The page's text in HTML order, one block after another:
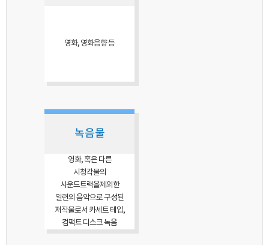
영화, 영화음향 등
녹음물
영화, 혹은 다른
시청각물의
사운드트랙을제외한
일련의 음악으로 구성된
저작물로서 카세트 테입,
컴팩트 디스크 녹음